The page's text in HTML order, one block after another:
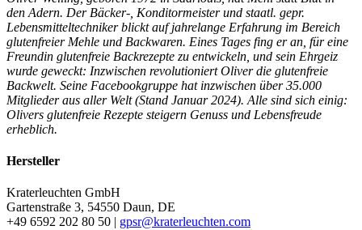
den Adern. Der Bäcker-, Konditormeister und staatl. gepr.
Lebensmitteltechniker blickt auf jahrelange Erfahrung im Bereich
glutenfreier Mehle und Backwaren. Eines Tages fing er an, für eine
Freundin glutenfreie Backrezepte zu entwickeln, und sein Ehrgeiz
wurde geweckt: Inzwischen revolutioniert Oliver die glutenfreie
Backwelt. Seine Facebookgruppe hat inzwischen über 35.000
Mitglieder aus aller Welt (Stand Januar 2024). Alle sind sich einig:
Olivers glutenfreie Rezepte steigern Genuss und Lebensfreude
erheblich.
Hersteller
Kraterleuchten GmbH
Gartenstraße 3, 54550 Daun, DE
+49 6592 202 80 50 | gpsr@kraterleuchten.com